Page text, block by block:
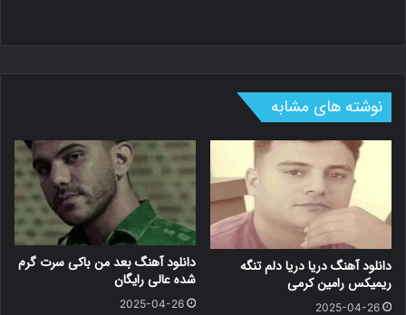
نوشته های مشابه
دانلود آهنگ دریا دریا دلم تنگه
ریمیکس رامین کرمی
2025-04-26
دانلود آهنگ بعد من باکی سرت گرم
شده عالی رایگان
2025-04-26